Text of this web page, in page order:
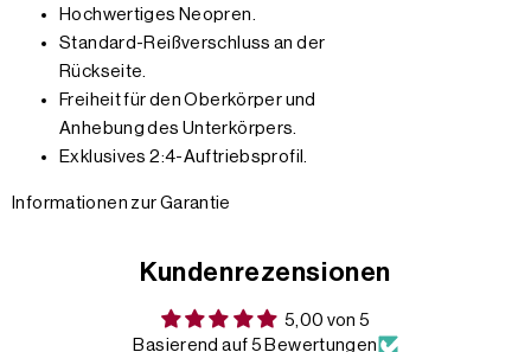
Hochwertiges Neopren.
Standard-Reißverschluss an der
Rückseite.
Freiheit für den Oberkörper und
Anhebung des Unterkörpers.
Exklusives 2:4-Auftriebsprofil.
Informationen zur Garantie
Kundenrezensionen
5,00 von 5
Basierend auf 5 Bewertungen